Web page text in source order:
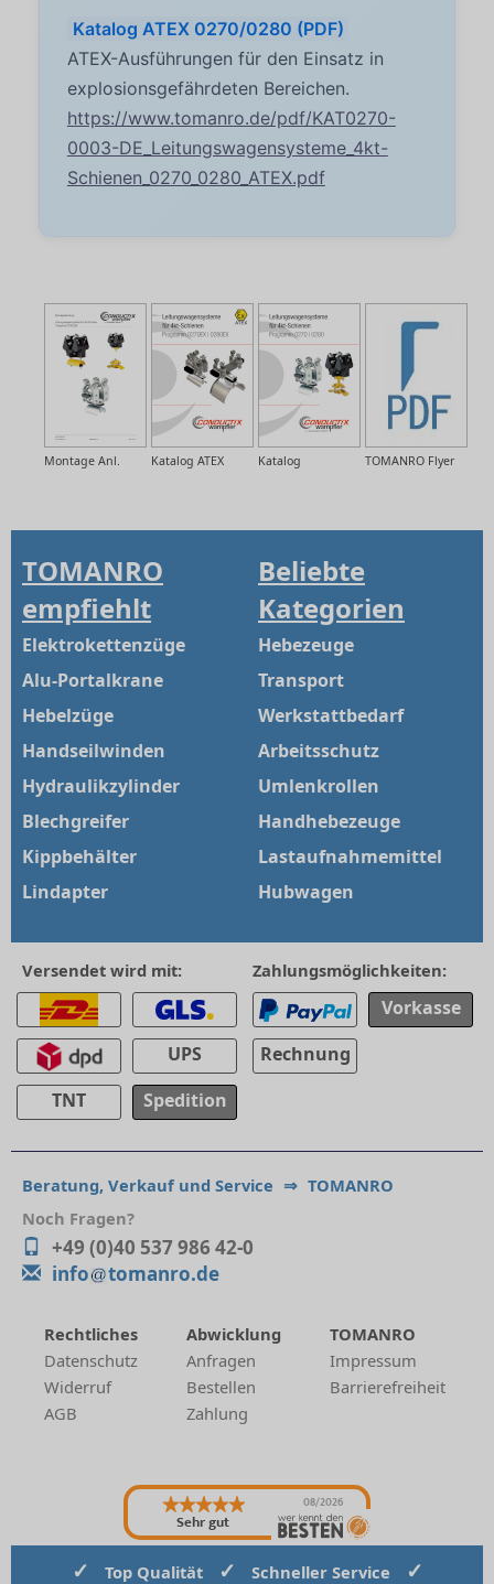
Katalog ATEX 0270/0280 (PDF)
ATEX-Ausführungen für den Einsatz in
explosionsgefährdeten Bereichen.
https://www.tomanro.de/pdf/KAT0270-
0003-DE_Leitungswagensysteme_4kt-
Schienen_0270_0280_ATEX.pdf
TOMANRO Flyer
Katalog
Katalog ATEX
Montage Anl.
TOMANRO
empfiehlt
Elektrokettenzüge
Alu-Portalkrane
Hebelzüge
Handseilwinden
Hydraulikzylinder
Blechgreifer
Kippbehälter
Lindapter
Beliebte
Kategorien
Hebezeuge
Transport
Werkstattbedarf
Arbeitsschutz
Umlenkrollen
Handhebezeuge
Lastaufnahmemittel
Hubwagen
Versendet wird mit:
UPS
TNT
Spedition
Zahlungsmöglichkeiten:
Vorkasse
Rechnung
Beratung, Verkauf und Service ⇒ TOMANRO
Noch Fragen?
+49 (0)40 537 986 42-0
info
tomanro.de
Rechtliches
Datenschutz
Widerruf
AGB
Abwicklung
Anfragen
Bestellen
Zahlung
TOMANRO
Impressum
Barrierefreiheit
Sehr gut
08/2026
✓ Top Qualität ✓ Schneller Service ✓